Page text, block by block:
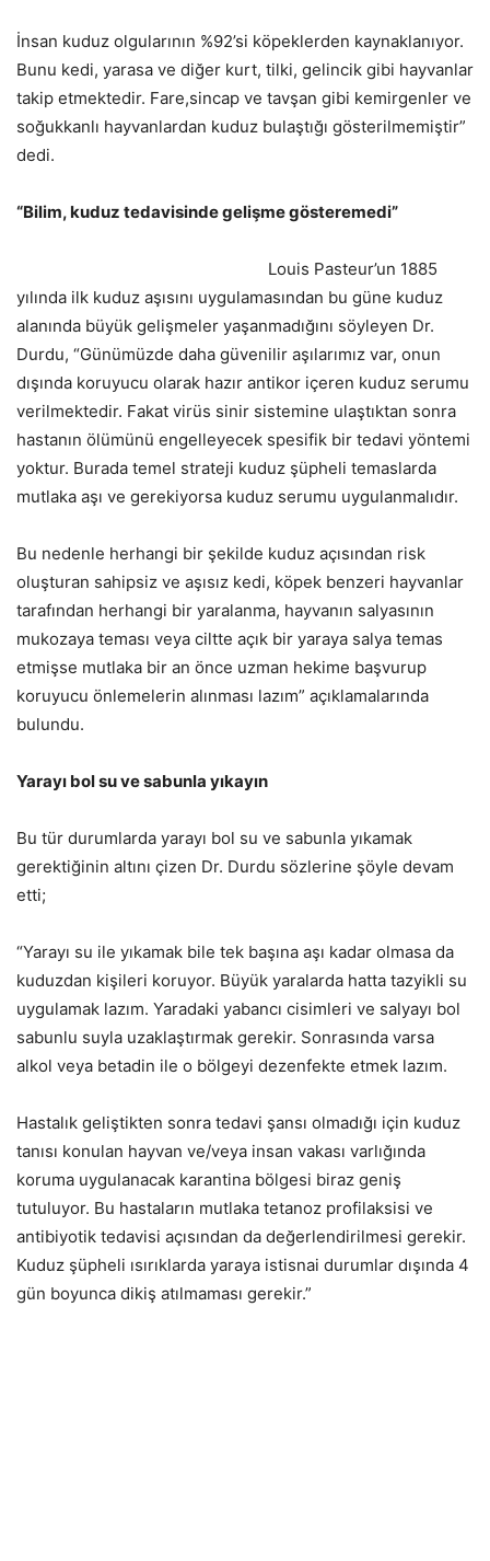
İnsan kuduz olgularının %92’si köpeklerden kaynaklanıyor.
Bunu kedi, yarasa ve diğer kurt, tilki, gelincik gibi hayvanlar
takip etmektedir. Fare,sincap ve tavşan gibi kemirgenler ve
soğukkanlı hayvanlardan kuduz bulaştığı gösterilmemiştir”
dedi.
“Bilim, kuduz tedavisinde gelişme gösteremedi”
Louis Pasteur’un 1885
yılında ilk kuduz aşısını uygulamasından bu güne kuduz
alanında büyük gelişmeler yaşanmadığını söyleyen Dr.
Durdu, “Günümüzde daha güvenilir aşılarımız var, onun
dışında koruyucu olarak hazır antikor içeren kuduz serumu
verilmektedir. Fakat virüs sinir sistemine ulaştıktan sonra
hastanın ölümünü engelleyecek spesifik bir tedavi yöntemi
yoktur. Burada temel strateji kuduz şüpheli temaslarda
mutlaka aşı ve gerekiyorsa kuduz serumu uygulanmalıdır.
Bu nedenle herhangi bir şekilde kuduz açısından risk
oluşturan sahipsiz ve aşısız kedi, köpek benzeri hayvanlar
tarafından herhangi bir yaralanma, hayvanın salyasının
mukozaya teması veya ciltte açık bir yaraya salya temas
etmişse mutlaka bir an önce uzman hekime başvurup
koruyucu önlemelerin alınması lazım” açıklamalarında
bulundu.
Yarayı bol su ve sabunla yıkayın
Bu tür durumlarda yarayı bol su ve sabunla yıkamak
gerektiğinin altını çizen Dr. Durdu sözlerine şöyle devam
etti;
“Yarayı su ile yıkamak bile tek başına aşı kadar olmasa da
kuduzdan kişileri koruyor. Büyük yaralarda hatta tazyikli su
uygulamak lazım. Yaradaki yabancı cisimleri ve salyayı bol
sabunlu suyla uzaklaştırmak gerekir. Sonrasında varsa
alkol veya betadin ile o bölgeyi dezenfekte etmek lazım.
Hastalık geliştikten sonra tedavi şansı olmadığı için kuduz
tanısı konulan hayvan ve/veya insan vakası varlığında
koruma uygulanacak karantina bölgesi biraz geniş
tutuluyor. Bu hastaların mutlaka tetanoz profilaksisi ve
antibiyotik tedavisi açısından da değerlendirilmesi gerekir.
Kuduz şüpheli ısırıklarda yaraya istisnai durumlar dışında 4
gün boyunca dikiş atılmaması gerekir.”